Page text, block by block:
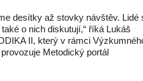
desítky až stovky návštěv. Lidé
o nich diskutují,“ říká Lukáš
II, který v rámci
Metodický portál